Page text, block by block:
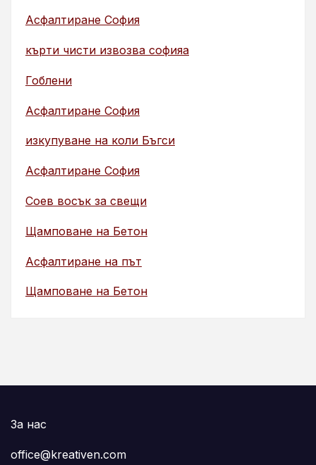
Асфалтиране София
кърти чисти извозва софияа
Гоблени
Асфалтиране София
изкупуване на коли Бъгси
Асфалтиране София
Соев восък за свещи
Щамповане на Бетон
Асфалтиране на път
Щамповане на Бетон
За нас
office@kreativen.com